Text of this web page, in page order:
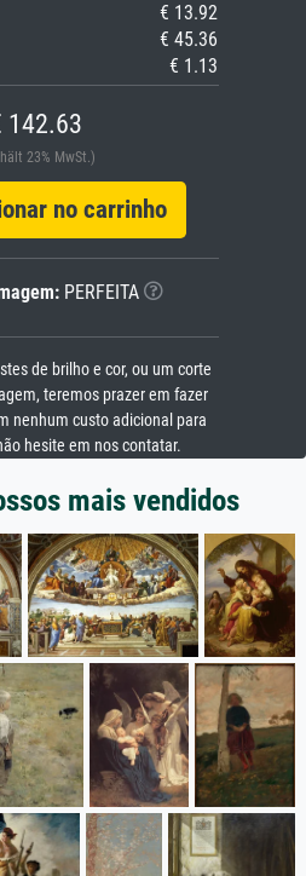
€ 13.92
€ 45.36
€ 1.13
142.63
23% MwSt.)
no carrinho
PERFEITA
de brilho e cor, ou um corte
teremos prazer em fazer
nenhum custo adicional para
hesite em nos contatar.
mais vendidos